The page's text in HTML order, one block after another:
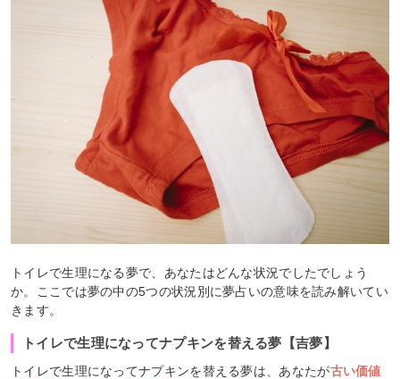
トイレで生理になる夢で、あなたはどんな状況でしたでしょう
か。ここでは夢の中の5つの状況別に夢占いの意味を読み解いてい
きます。
トイレで生理になってナプキンを替える夢【吉夢】
トイレで生理になってナプキンを替える夢は、あなたが古い価値